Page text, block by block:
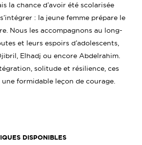
la chance d’avoir été scolarisée
: la jeune femme prépare le
Nous les accompagnons au long-
et leurs espoirs d’adolescents,
Elhadj ou encore Abdelrahim.
solitude et résilience, ces
formidable leçon de courage.
DISPONIBLES